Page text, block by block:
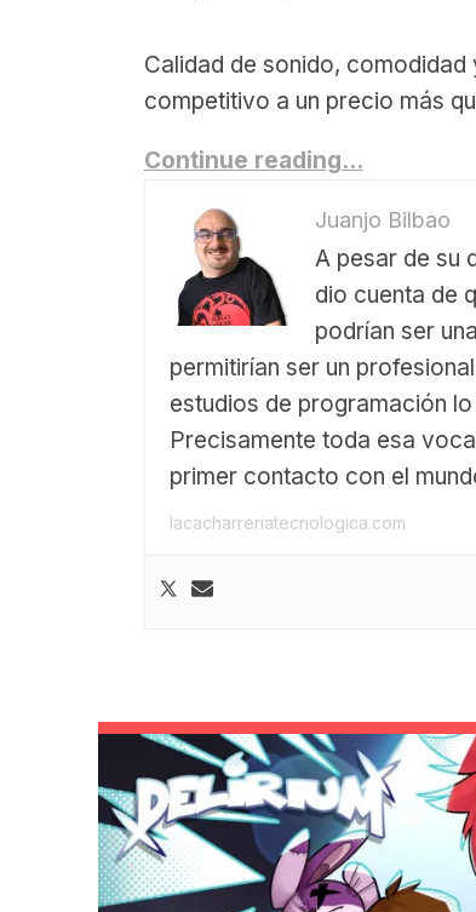
Calidad de sonido,
competitivo a un precio más
Continue reading…
Juanjo Bilbao
A pesar de su
dio cuenta de
podrían ser
permitirían ser un
estudios de programación
Precisamente toda esa
primer contacto con el
lacacharreriatecnologica.com